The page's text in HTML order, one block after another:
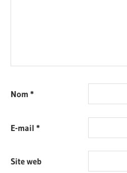
Nom*
E-mail*
Site web